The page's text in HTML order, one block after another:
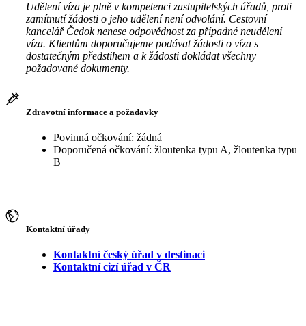
Udělení víza je plně v kompetenci zastupitelských úřadů, proti
zamítnutí žádosti o jeho udělení není odvolání. Cestovní
kancelář Čedok nenese odpovědnost za případné neudělení
víza. Klientům doporučujeme podávat žádosti o víza s
dostatečným předstihem a k žádosti dokládat všechny
požadované dokumenty.
Zdravotní informace a požadavky
Povinná očkování: žádná
Doporučená očkování: žloutenka typu A, žloutenka typu
B
Kontaktní úřady
Kontaktní český úřad v destinaci
Kontaktní cizí úřad v ČR